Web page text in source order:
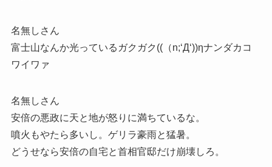
名無しさん
富士山なんか光っているガクガク((（n;‘Д‘))ηナンダカコ
ワイワァ
名無しさん
安倍の悪政に天と地が怒りに満ちているな。
噴火もやたら多いし。ゲリラ豪雨と猛暑。
どうせなら安倍の自宅と首相官邸だけ崩壊しろ。